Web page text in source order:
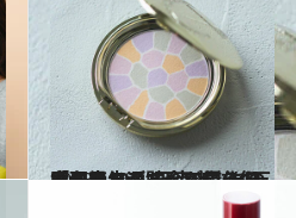
2023.11.28
女子高生が貯金で買う1万円コスメ、“下克上”を何度も繰り返すKATE…あの「名品コスメ」が傑作たる理由10
ビューティ＆ヘルス